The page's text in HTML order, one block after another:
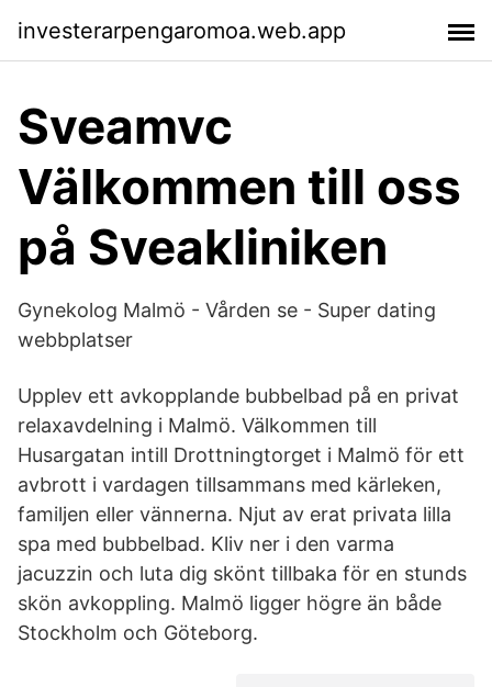
investerarpengaromoa.web.app
Sveamvc
Välkommen till oss
på Sveakliniken
Gynekolog Malmö - Vården se - Super dating
webbplatser
Upplev ett avkopplande bubbelbad på en privat
relaxavdelning i Malmö. Välkommen till
Husargatan intill Drottningtorget i Malmö för ett
avbrott i vardagen tillsammans med kärleken,
familjen eller vännerna. Njut av erat privata lilla
spa med bubbelbad. Kliv ner i den varma
jacuzzin och luta dig skönt tillbaka för en stunds
skön avkoppling. Malmö ligger högre än både
Stockholm och Göteborg.